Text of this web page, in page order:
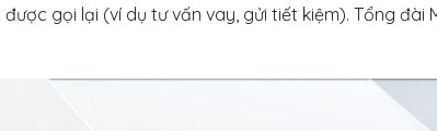
gọi lại (ví dụ tư vấn vay, gửi tiết kiệm). Tổng đài